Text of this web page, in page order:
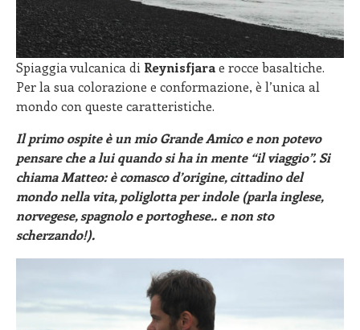
Spiaggia vulcanica di Reynisfjarae rocce basaltiche.
Per la sua colorazione e conformazione, è l’unica al
mondo con queste caratteristiche.
Il primo ospite è un mio Grande Amico e non potevo
pensare che a lui quando si ha in mente “il viaggio”. Si
chiama Matteo: è comasco d’origine, cittadino del
mondo nella vita, poliglotta per indole (parla inglese,
norvegese, spagnolo e portoghese.. e non sto
scherzando!).